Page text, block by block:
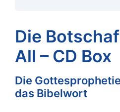
Die
All – CD Box
Die
das Bibelwort